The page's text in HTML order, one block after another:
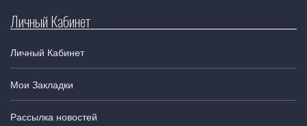
Личный Кабинет
Личный Кабинет
Мои Закладки
Рассылка новостей